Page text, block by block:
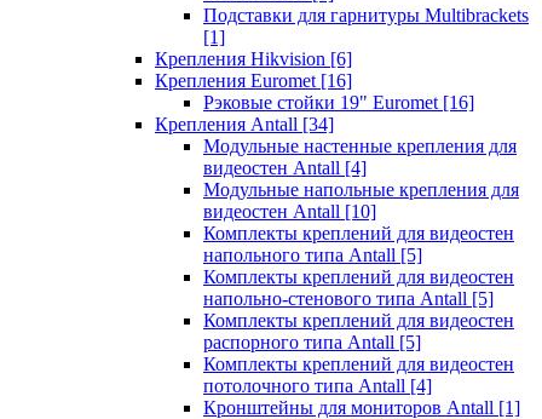
Подставки для гарнитуры Multibrackets
[1]
Крепления Hikvision [6]
Крепления Euromet [16]
Рэковые стойки 19" Euromet [16]
Крепления Antall [34]
Модульные настенные крепления для
видеостен Antall [4]
Модульные напольные крепления для
видеостен Antall [10]
Комплекты креплений для видеостен
напольного типа Antall [5]
Комплекты креплений для видеостен
напольно-стенового типа Antall [5]
Комплекты креплений для видеостен
распорного типа Antall [5]
Комплекты креплений для видеостен
потолочного типа Antall [4]
Кронштейны для мониторов Antall [1]